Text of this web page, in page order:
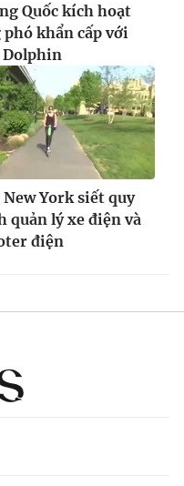
Quốc kích hoạt
phó khẩn cấp với
Dolphin
York siết quy
quản lý xe điện và
điện